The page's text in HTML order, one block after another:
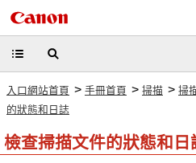
入口網站首頁 > 手冊首頁 > 掃描 > 掃
的狀態和日誌
檢查掃描文件的狀態和日